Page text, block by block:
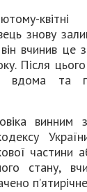
знову
вчинив це
Після
вдома та
частини
стану,